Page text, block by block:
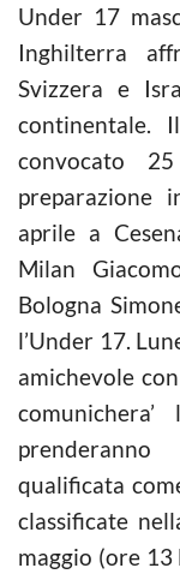
Under 17
Inghilterra
Svizzera e Isra
continentale.
convocato
preparazione
aprile a
Milan
Bologna
l’Under 17.
amichevole
qualificata
classificate
maggio (ore 13